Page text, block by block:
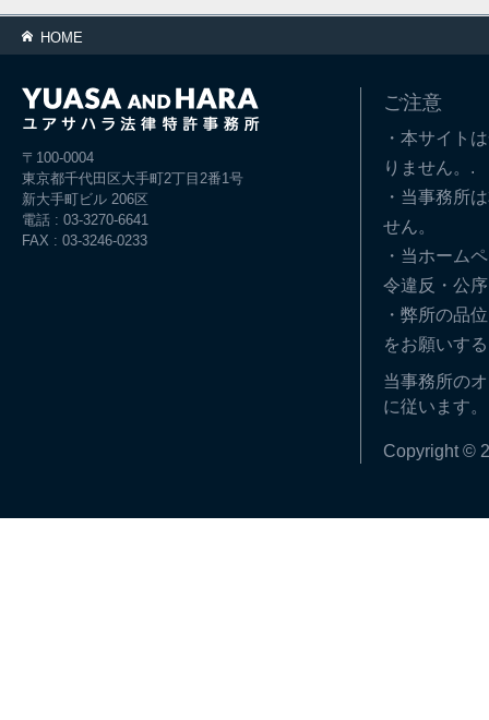
HOME
〒100-0004
東京都千代田区大手町2丁目2番1号
新大手町ビル 206区
電話 : 03-3270-6641
FAX : 03-3246-0233
ご注意
・本サイト
りません。.
・当事務所
せん。
・当ホーム
令違反・公
・弊所の品
をお願いす
当事務所の
に従います。
Copyright ©